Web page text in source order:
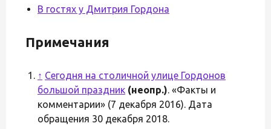
В гостях у Дмитрия Гордона
Примечания
↑ Сегодня на столичной улице Гордонов
большой праздник (неопр.). «Факты и
комментарии» (7 декабря 2016). Дата
обращения 30 декабря 2018.